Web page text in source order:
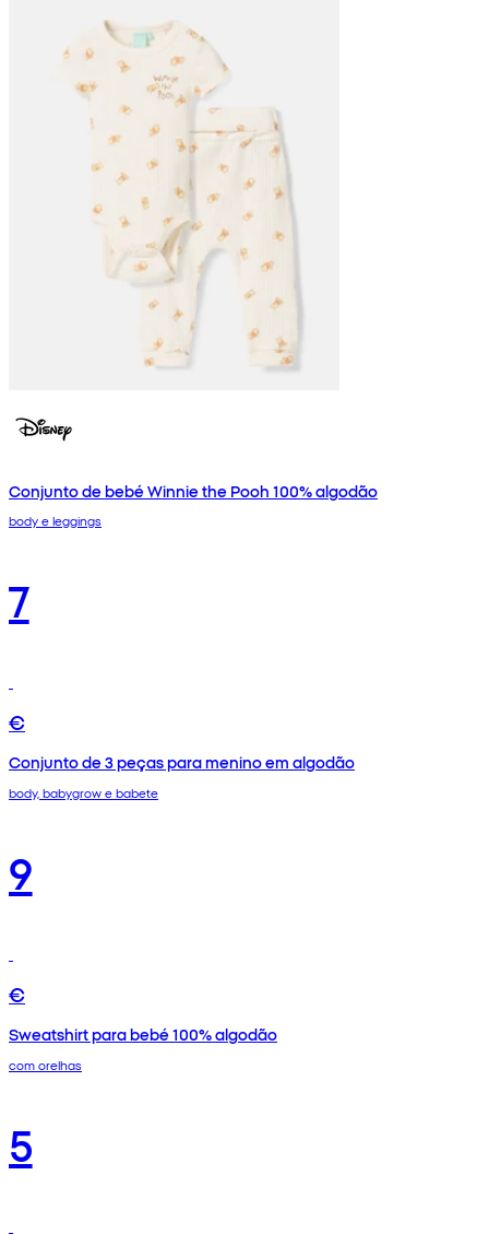
Conjunto de bebé Winnie the Pooh 100% algodão
body e leggings
7
€
Conjunto de 3 peças para menino em algodão
body, babygrow e babete
9
€
Sweatshirt para bebé 100% algodão
com orelhas
5